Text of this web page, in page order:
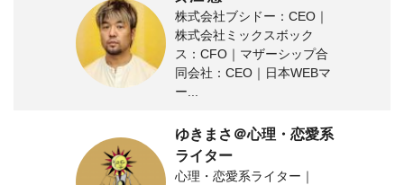
株式会社ブシドー：CEO｜
株式会社ミックスボック
ス：CFO｜マザーシップ合
同会社：CEO｜日本WEBマ
ー...
ゆきまさ＠心理・恋愛系
ライター
心理・恋愛系ライター｜